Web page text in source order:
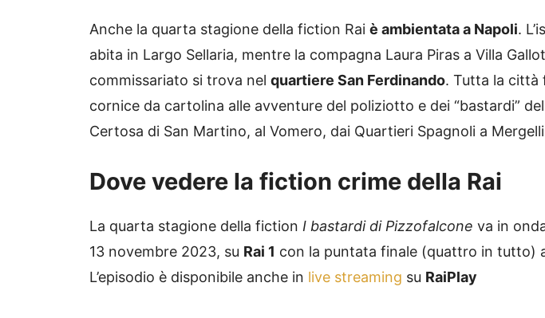
Anche la quarta stagione della fiction Rai è ambientata a Napoli.
abita in Largo Sellaria, mentre la compagna Laura Piras a Villa
commissariato si trova nel quartiere San Ferdinando. Tutta la città
cornice da cartolina alle avventure del poliziotto e dei “bastardi”
Certosa di San Martino, al Vomero, dai Quartieri Spagnoli a
Dove vedere la fiction crime della Rai
La quarta stagione della fiction I bastardi di Pizzofalcone va in
13 novembre 2023, su Rai 1 con la puntata finale (quattro in tutto)
L’episodio è disponibile anche in live streaming su RaiPlay